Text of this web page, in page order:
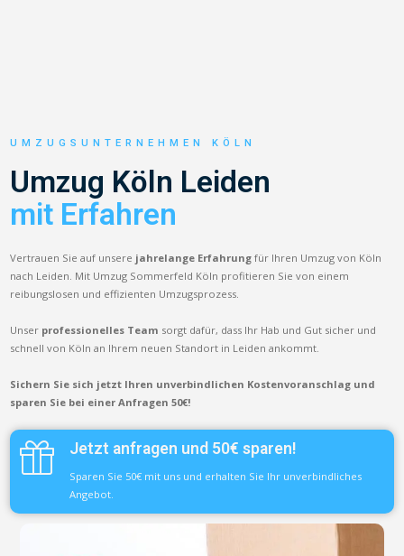
UMZUGSUNTERNEHMEN KÖLN
Umzug Köln Leiden
mit Erfahren
Vertrauen Sie auf unsere jahrelange Erfahrung für Ihren Umzug von Köln
nach Leiden. Mit Umzug Sommerfeld Köln profitieren Sie von einem
reibungslosen und effizienten Umzugsprozess.
Unser professionelles Team sorgt dafür, dass Ihr Hab und Gut sicher und
schnell von Köln an Ihrem neuen Standort in Leiden ankommt.
Sichern Sie sich jetzt Ihren unverbindlichen Kostenvoranschlag und
sparen Sie bei einer Anfragen 50€!
Jetzt anfragen und 50€ sparen!
Sparen Sie 50€ mit uns und erhalten Sie Ihr unverbindliches
Angebot.